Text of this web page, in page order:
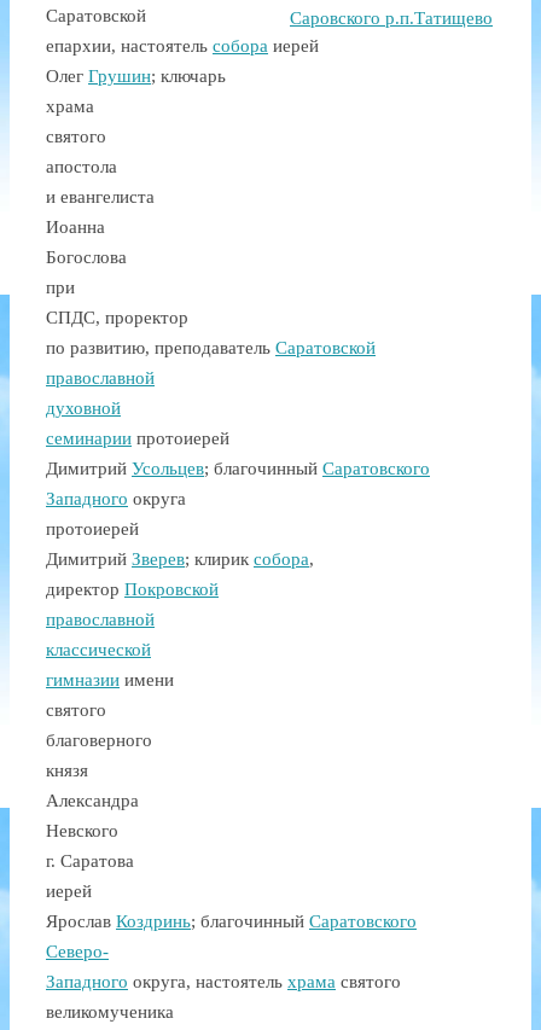
Саратовской
епархии, настоятель собора иерей
Олег Грушин; ключарь
храма
святого
апостола
и евангелиста
Иоанна
Богослова
при
СПДС, проректор
по развитию, преподаватель Саратовской
православной
духовной
семинарии протоиерей
Димитрий Усольцев; благочинный Саратовского
Западного округа
протоиерей
Димитрий Зверев; клирик собора,
директор Покровской
православной
классической
гимназии имени
святого
благоверного
князя
Александра
Невского
г. Саратова
иерей
Ярослав Коздринь; благочинный Саратовского
Северо-
Западного округа, настоятель храма святого
великомученика
Саровского р.п.Татищево